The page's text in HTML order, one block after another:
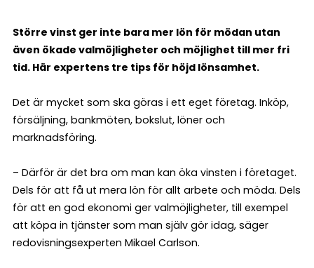
Större vinst ger inte bara mer lön för mödan utan
även ökade valmöjligheter och möjlighet till mer fri
tid. Här expertens tre tips för höjd lönsamhet.
Det är mycket som ska göras i ett eget företag. Inköp,
försäljning, bankmöten, bokslut, löner och
marknadsföring.
– Därför är det bra om man kan öka vinsten i företaget.
Dels för att få ut mera lön för allt arbete och möda. Dels
för att en god ekonomi ger valmöjligheter, till exempel
att köpa in tjänster som man själv gör idag, säger
redovisningsexperten Mikael Carlson.